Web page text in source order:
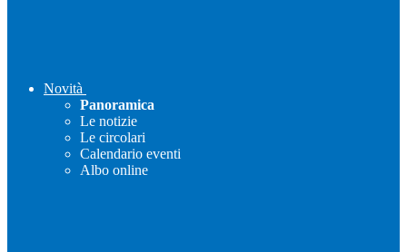
Novità
Panoramica
Le notizie
Le circolari
Calendario eventi
Albo online